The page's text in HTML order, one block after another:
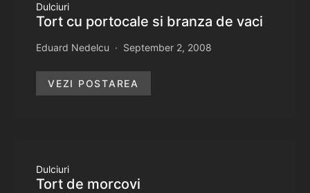
Dulciuri
Tort cu portocale si branza de vaci
Eduard Nedelcu September 2, 2008
VEZI POSTAREA
Dulciuri
Tort de morcovi